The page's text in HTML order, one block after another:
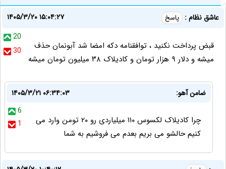
عاشق نظام : پاسخ
۱۴۰۵/۳/۲۰ ۱۵:۰۴:۲۷
20
30
قبض پرداخت نکنید ، توافقنامه دکه امضا شد آبونمان حذف
میشه و دلار ۹ هزار تومان و کادیلاک ۳۸ میلیون تومان میشه
ضامن آهو:
۱۴۰۵/۳/۲۱ ۰۶:۳۴:۰۳
6
1
چرا کادیلاک لکسوس ۱۱۰ میلیاردی رو ۲۰ تومن وارد می
کنیم حالشو می بریم بعدم می فروشیم به شما